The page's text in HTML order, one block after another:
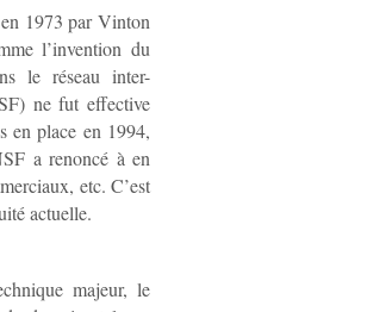
1973 par Vinton
l’invention du
le réseau inter-
ne fut effective
en place en 1994,
a renoncé à en
etc. C’est
actuelle.
majeur, le